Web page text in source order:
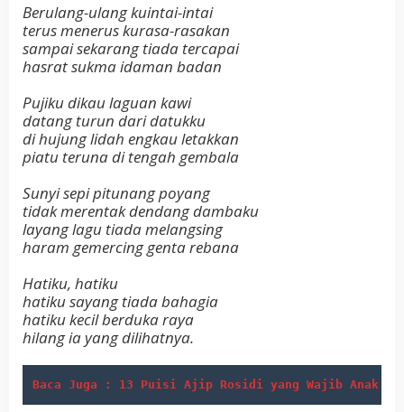
Berulang-ulang kuintai-intai
terus menerus kurasa-rasakan
sampai sekarang tiada tercapai
hasrat sukma idaman badan
Pujiku dikau laguan kawi
datang turun dari datukku
di hujung lidah engkau letakkan
piatu teruna di tengah gembala
Sunyi sepi pitunang poyang
tidak merentak dendang dambaku
layang lagu tiada melangsing
haram gemercing genta rebana
Hatiku, hatiku
hatiku sayang tiada bahagia
hatiku kecil berduka raya
hilang ia yang dilihatnya.
Baca Juga : 13 Puisi Ajip Rosidi yang Wajib Anak